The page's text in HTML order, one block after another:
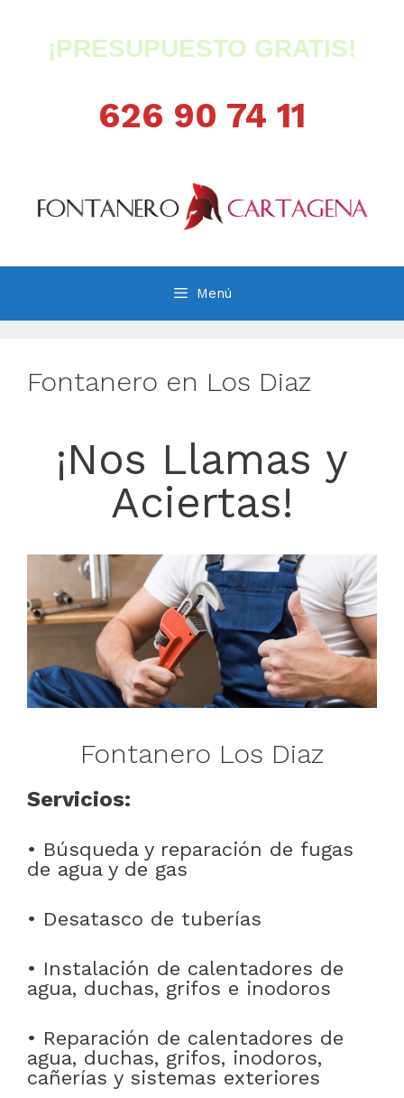
contenido¡PRESUPUESTO GRATIS!
626 90 74 11
Menú
Fontanero en Los Diaz
¡Nos Llamas y
Aciertas!
Fontanero Los Diaz
Servicios:
• Búsqueda y reparación de fugas
de agua y de gas
• Desatasco de tuberías
• Instalación de calentadores de
agua, duchas, grifos e inodoros
• Reparación de calentadores de
agua, duchas, grifos, inodoros,
cañerías y sistemas exteriores